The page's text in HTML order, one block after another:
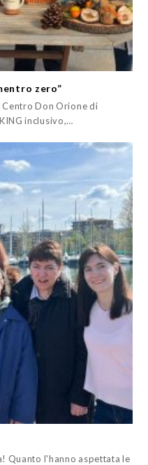
zero”
Centro Don Orione di
inclusivo,…
Quanto l'hanno aspettata le